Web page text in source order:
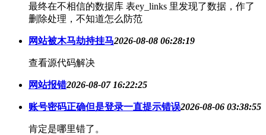
最终在不相信的数据库 表ey_links 里发现了数据，作了
删除处理，不知道怎么防范
网站被木马劫持挂马2026-08-08 06:28:19
查看源代码解决
网站报错2026-08-07 16:22:25
账号密码正确但是登录一直提示错误2026-08-06 03:38:55
肯定是哪里错了。